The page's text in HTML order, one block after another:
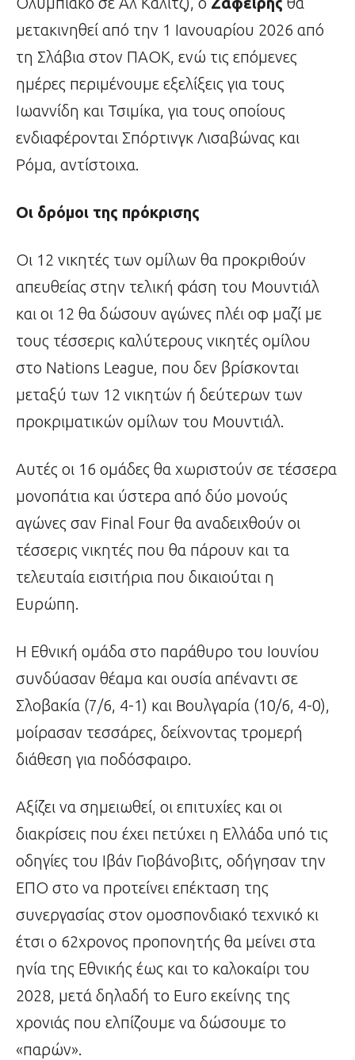
μετακινηθεί από την 1 Ιανουαρίου 2026 από
τη Σλάβια στον ΠΑΟΚ, ενώ τις επόμενες
ημέρες περιμένουμε εξελίξεις για τους
Ιωαννίδη και Τσιμίκα, για τους οποίους
ενδιαφέρονται Σπόρτινγκ Λισαβώνας και
Ρόμα, αντίστοιχα.
Οι δρόμοι της πρόκρισης
Οι 12 νικητές των ομίλων θα προκριθούν
απευθείας στην τελική φάση του Μουντιάλ
και οι 12 θα δώσουν αγώνες πλέι οφ μαζί με
τους τέσσερις καλύτερους νικητές ομίλου
στο Nations League, που δεν βρίσκονται
μεταξύ των 12 νικητών ή δεύτερων των
προκριματικών ομίλων του Μουντιάλ.
Αυτές οι 16 ομάδες θα χωριστούν σε τέσσερα
μονοπάτια και ύστερα από δύο μονούς
αγώνες σαν Final Four θα αναδειχθούν οι
τέσσερις νικητές που θα πάρουν και τα
τελευταία εισιτήρια που δικαιούται η
Ευρώπη.
Η Εθνική ομάδα στο παράθυρο του Ιουνίου
συνδύασαν θέαμα και ουσία απέναντι σε
Σλοβακία (7/6, 4-1) και Βουλγαρία (10/6, 4-0),
μοίρασαν τεσσάρες, δείχνοντας τρομερή
διάθεση για ποδόσφαιρο.
Αξίζει να σημειωθεί, οι επιτυχίες και οι
διακρίσεις που έχει πετύχει η Ελλάδα υπό τις
οδηγίες του Ιβάν Γιοβάνοβιτς, οδήγησαν την
ΕΠΟ στο να προτείνει επέκταση της
συνεργασίας στον ομοσπονδιακό τεχνικό κι
έτσι ο 62χρονος προπονητής θα μείνει στα
ηνία της Εθνικής έως και το καλοκαίρι του
2028, μετά δηλαδή το Euro εκείνης της
χρονιάς που ελπίζουμε να δώσουμε το
«παρών».